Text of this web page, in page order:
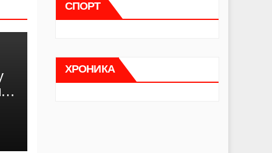
СПОРТ
ХРОНИКА